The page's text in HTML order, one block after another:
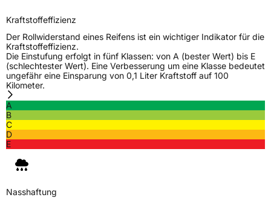
Kraftstoffeffizienz
Der Rollwiderstand eines Reifens ist ein wichtiger Indikator für die
Kraftstoffeffizienz.
Die Einstufung erfolgt in fünf Klassen: von A (bester Wert) bis E
(schlechtester Wert). Eine Verbesserung um eine Klasse bedeutet
ungefähr eine Einsparung von 0,1 Liter Kraftstoff auf 100
Kilometer.
A
B
C
D
E
Nasshaftung